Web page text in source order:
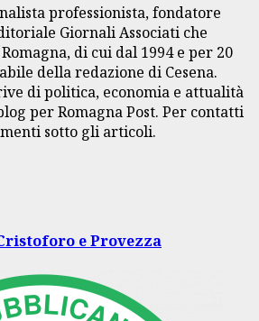
professionista, fondatore
Giornali Associati che
di cui dal 1994 e per 20
della redazione di Cesena.
di politica, economia e attualità
per Romagna Post. Per contatti
sotto gli articoli.
e Provezza